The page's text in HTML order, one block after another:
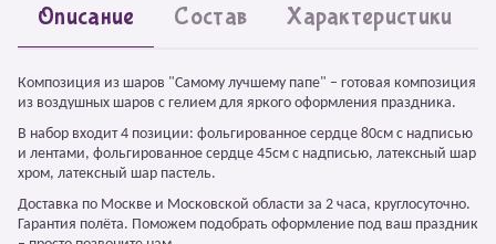
Описание Состав Характеристики
Композиция из шаров "Самому лучшему папе" – готовая композиция
из воздушных шаров с гелием для яркого оформления праздника.
В набор входит 4 позиции: фольгированное сердце 80см с надписью
и лентами, фольгированное сердце 45см с надписью, латексный шар
хром, латексный шар пастель.
Доставка по Москве и Московской области за 2 часа, круглосуточно.
Гарантия полёта. Поможем подобрать оформление под ваш праздник